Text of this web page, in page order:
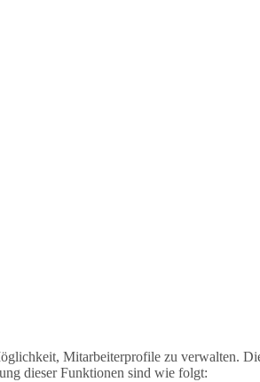
Mitarbeiterprofile zu verwalten.
dieser Funktionen sind wie folgt: